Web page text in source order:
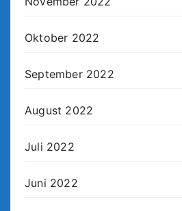
Oktober 2022
September 2022
August 2022
Juli 2022
Juni 2022